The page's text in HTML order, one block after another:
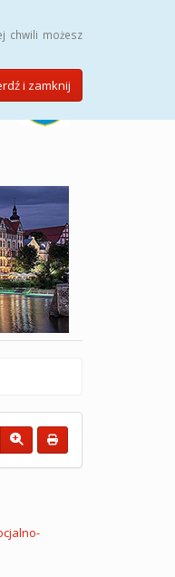
chwili możesz
i zamknij